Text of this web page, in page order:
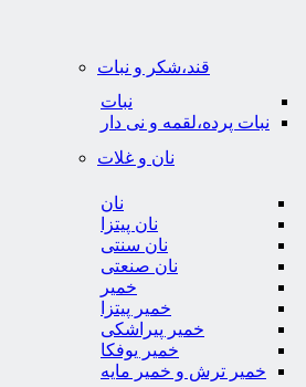
قند،شکر و نبات
نبات
نبات پرده،لقمه و نی دار
نان و غلات
نان
نان پیتزا
نان سنتی
نان صنعتی
خمیر
خمیر پیتزا
خمیر پیراشکی
خمیر یوفکا
خمیر ترش و خمیر مایه